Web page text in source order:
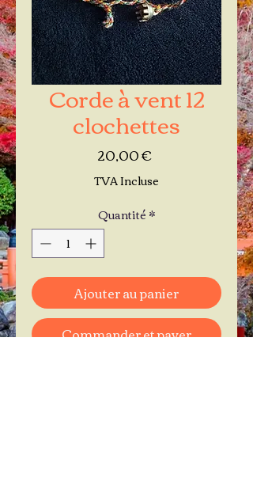
Corde à vent 12
clochettes
20,00 €Prix
TVA Incluse
Quantité*
Ajouter au panier
Commander et payer